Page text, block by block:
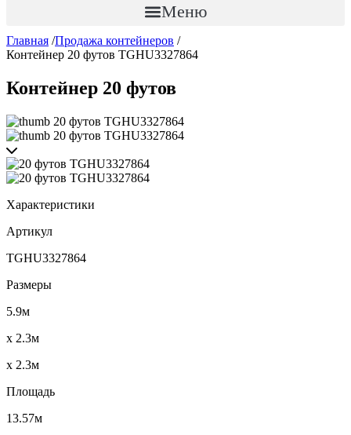
Меню
Главная /Продажа контейнеров /
Контейнер 20 футов TGHU3327864
Контейнер 20 футов
Характеристики
Артикул
TGHU3327864
Размеры
5.9м
x 2.3м
x 2.3м
Площадь
13.57м